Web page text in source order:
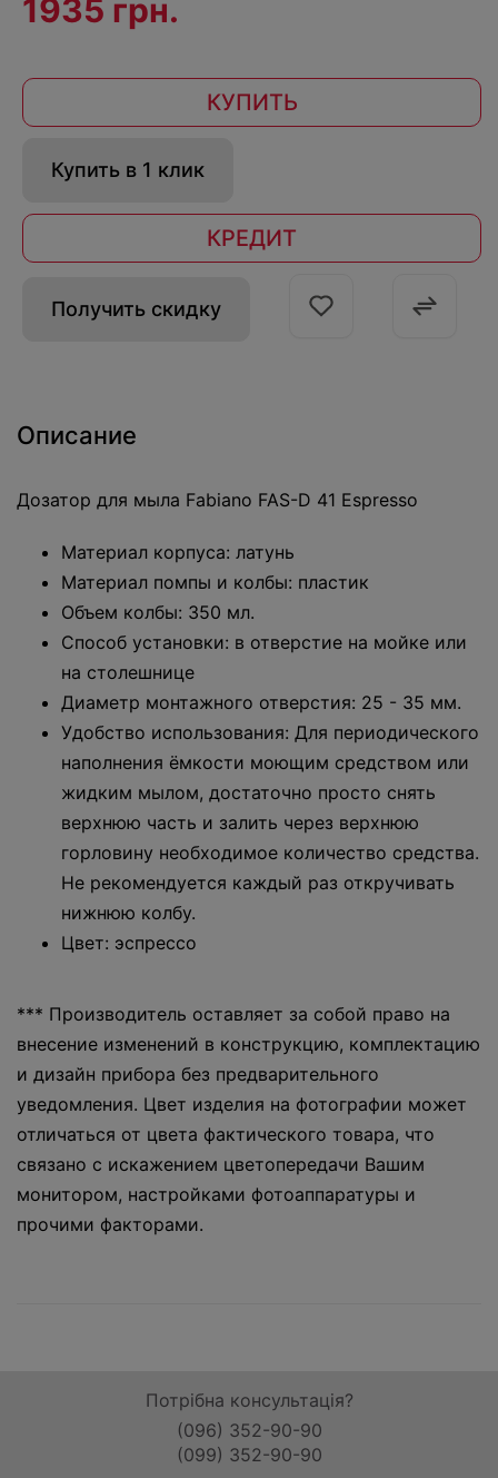
1935 грн.
КУПИТЬ
Купить в 1 клик
КРЕДИТ
Получить скидку
Описание
Дозатор для мыла Fabiano FAS-D 41 Espresso
Материал корпуса: латунь
Материал помпы и колбы: пластик
Объем колбы: 350 мл.
Способ установки: в отверстие на мойке или
на столешнице
Диаметр монтажного отверстия: 25 - 35 мм.
Удобство использования: Для периодического
наполнения ёмкости моющим средством или
жидким мылом, достаточно просто снять
верхнюю часть и залить через верхнюю
горловину необходимое количество средства.
Не рекомендуется каждый раз откручивать
нижнюю колбу.
Цвет: эспрессо
*** Производитель оставляет за собой право на
внесение изменений в конструкцию, комплектацию
и дизайн прибора без предварительного
уведомления. Цвет изделия на фотографии может
отличаться от цвета фактического товара, что
связано с искажением цветопередачи Вашим
монитором, настройками фотоаппаратуры и
прочими факторами.
Потрібна консультація?
(096) 352-90-90
(099) 352-90-90